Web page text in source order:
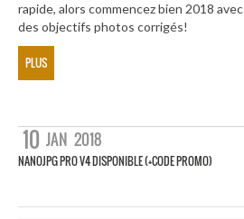
rapide, alors commencez bien 2018 avec
des objectifs photos corrigés!
PLUS
10 JAN 2018
NANOJPG PRO V4 DISPONIBLE (+CODE PROMO)